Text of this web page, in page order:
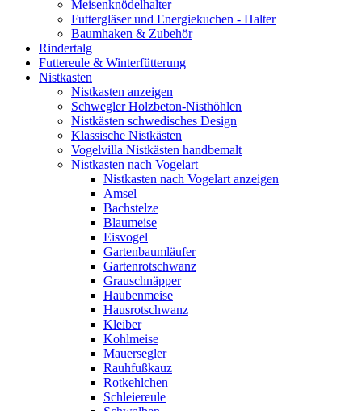
Meisenknödelhalter
Futtergläser und Energiekuchen - Halter
Baumhaken & Zubehör
Rindertalg
Futtereule & Winterfütterung
Nistkasten
Nistkasten anzeigen
Schwegler Holzbeton-Nisthöhlen
Nistkästen schwedisches Design
Klassische Nistkästen
Vogelvilla Nistkästen handbemalt
Nistkasten nach Vogelart
Nistkasten nach Vogelart anzeigen
Amsel
Bachstelze
Blaumeise
Eisvogel
Gartenbaumläufer
Gartenrotschwanz
Grauschnäpper
Haubenmeise
Hausrotschwanz
Kleiber
Kohlmeise
Mauersegler
Rauhfußkauz
Rotkehlchen
Schleiereule